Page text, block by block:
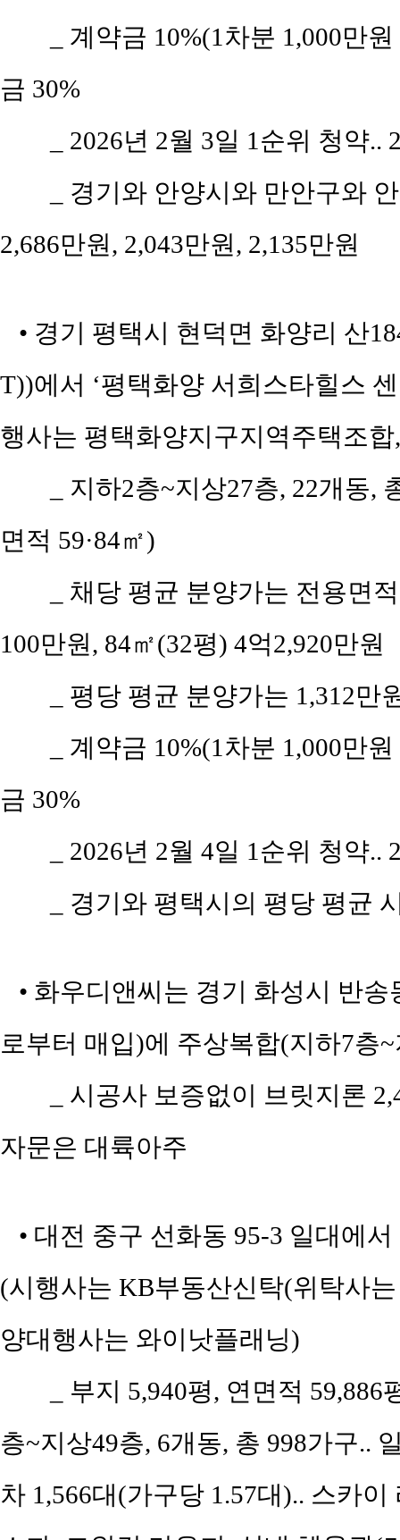
_ 계약금 10%(1차분 1,000만
금 30%
_ 2026년 2월 3일 1순위 청약
_ 경기와 안양시와 만안구와
2,686만원, 2,043만원, 2,135만원
• 경기 평택시 현덕면 화양리 산
T))에서 ‘평택화양 서희스타힐스
행사는 평택화양지구지역주택조
_ 지하2층~지상27층, 22개동,
면적 59·84㎡)
_ 채당 평균 분양가는 전용면
100만원, 84㎡(32평) 4억2,920만원
_ 평당 평균 분양가는 1,312
_ 계약금 10%(1차분 1,000만
금 30%
_ 2026년 2월 4일 1순위 청약
_ 경기와 평택시의 평당 평균
• 화우디앤씨는 경기 화성시 반송
로부터 매입)에 주상복합(지하7층
_ 시공사 보증없이 브릿지론
자문은 대륙아주
• 대전 중구 선화동 95-3 일대에
(시행사는 KB부동산신탁(위탁사
양대행사는 와이낫플래닝)
_ 부지 5,940평, 연면적
층~지상49층, 6개동, 총 998가구..
차 1,566대(가구당 1.57대).. 스카